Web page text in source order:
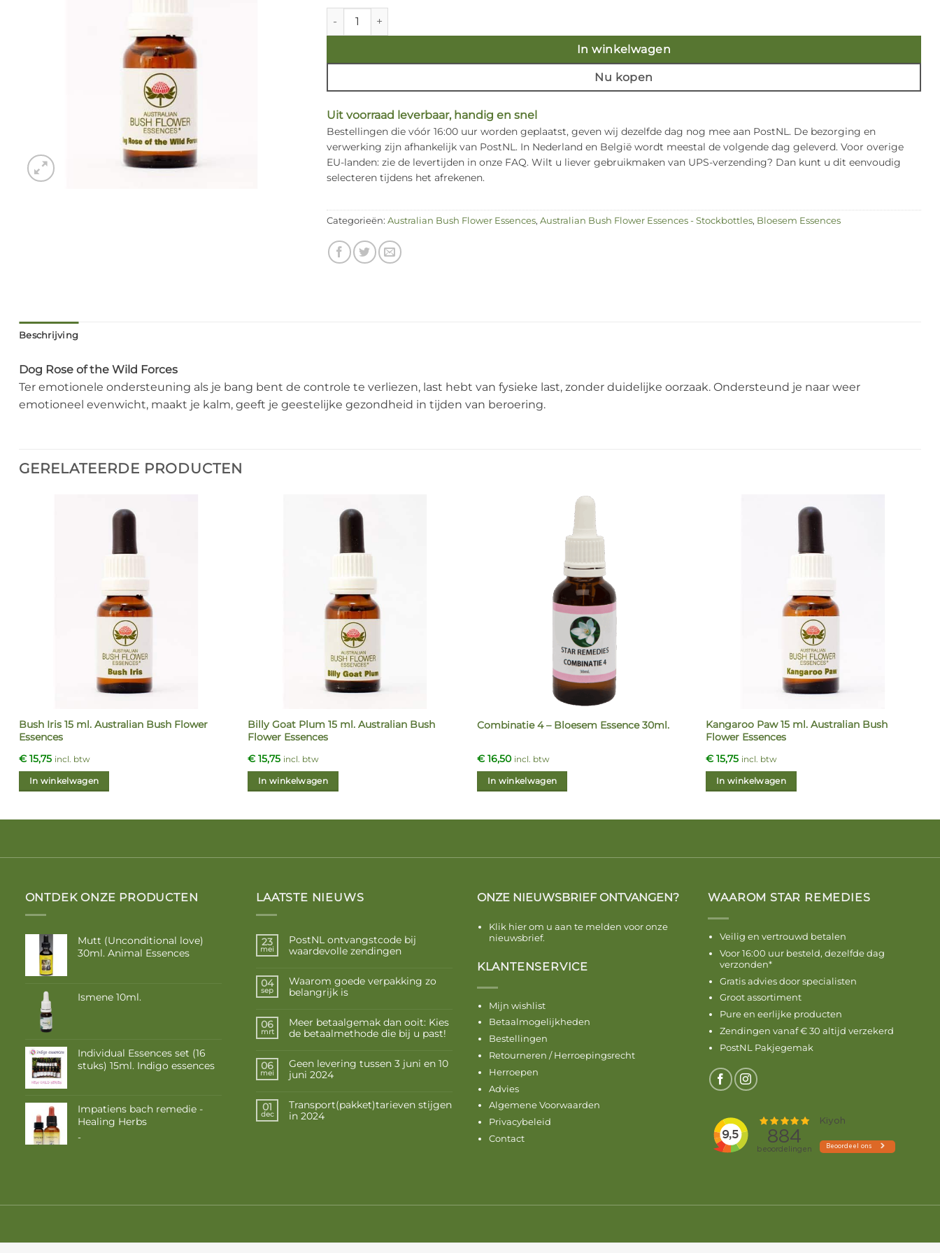
Dog Rose of the Wild Forces 15 ml. Australian Bush Flower Essences aantal
In winkelwagen
Nu kopen
Uit voorraad leverbaar, handig en snel
Bestellingen die vóór 16:00 uur worden geplaatst, geven wij dezelfde dag nog mee aan PostNL. De bezorging en
verwerking zijn afhankelijk van PostNL. In Nederland en België wordt meestal de volgende dag geleverd. Voor overige
EU-landen: zie de levertijden in onze FAQ. Wilt u liever gebruikmaken van UPS-verzending? Dan kunt u dit eenvoudig
selecteren tijdens het afrekenen.
Categorieën: Australian Bush Flower Essences, Australian Bush Flower Essences - Stockbottles, Bloesem Essences
Beschrijving
Dog Rose of the Wild Forces
Ter emotionele ondersteuning als je bang bent de controle te verliezen, last hebt van fysieke last, zonder duidelijke oorzaak. Ondersteund je naar weer
emotioneel evenwicht, maakt je kalm, geeft je geestelijke gezondheid in tijden van beroering.
GERELATEERDE PRODUCTEN
Bush Iris 15 ml. Australian Bush Flower
Essences
€15,75 incl. btw
In winkelwagen
Billy Goat Plum 15 ml. Australian Bush
Flower Essences
€15,75 incl. btw
In winkelwagen
Combinatie 4 – Bloesem Essence 30ml.
€16,50 incl. btw
In winkelwagen
Kangaroo Paw 15 ml. Australian Bush
Flower Essences
€15,75 incl. btw
In winkelwagen
ONTDEK ONZE PRODUCTEN
Mutt (Unconditional love)
30ml. Animal Essences
Ismene 10ml.
Individual Essences set (16
stuks) 15ml. Indigo essences
Impatiens bach remedie -
Healing Herbs
-Prijsklasse:
LAATSTE NIEUWS
23
mei
PostNL ontvangstcode bij
waardevolle zendingen
04
sep
Waarom goede verpakking zo
belangrijk is
06
mrt
Meer betaalgemak dan ooit: Kies
de betaalmethode die bij u past!
06
mei
Geen levering tussen 3 juni en 10
juni 2024
01
dec
Transport(pakket)tarieven stijgen
in 2024
ONZE NIEUWSBRIEF ONTVANGEN?
Klik hier om u aan te melden voor onze
nieuwsbrief.
KLANTENSERVICE
Mijn wishlist
Betaalmogelijkheden
Bestellingen
Retourneren / Herroepingsrecht
Herroepen
Advies
Algemene Voorwaarden
Privacybeleid
Contact
WAAROM STAR REMEDIES
Veilig en vertrouwd betalen
Voor 16:00 uur besteld, dezelfde dag
verzonden*
Gratis advies door specialisten
Groot assortiment
Pure en eerlijke producten
Zendingen vanaf € 30 altijd verzekerd
PostNL Pakjegemak